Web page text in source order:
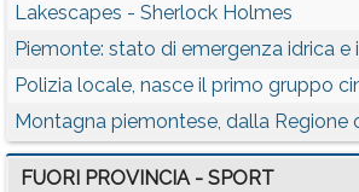
Lakescapes - Sherlock Holmes
Piemonte: stato di emergenza idrica e
Polizia locale, nasce il primo gruppo
Montagna piemontese, dalla Regione
FUORI PROVINCIA - SPORT